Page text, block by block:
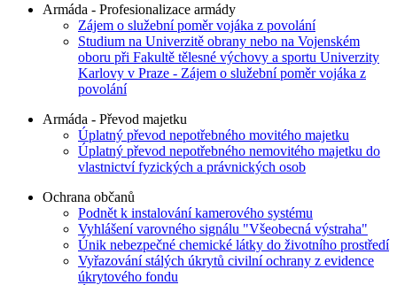
Armáda - Profesionalizace armády
Zájem o služební poměr vojáka z povolání
Studium na Univerzitě obrany nebo na Vojenském
oboru při Fakultě tělesné výchovy a sportu Univerzity
Karlovy v Praze - Zájem o služební poměr vojáka z
povolání
Armáda - Převod majetku
Úplatný převod nepotřebného movitého majetku
Úplatný převod nepotřebného nemovitého majetku do
vlastnictví fyzických a právnických osob
Ochrana občanů
Podnět k instalování kamerového systému
Vyhlášení varovného signálu "Všeobecná výstraha"
Únik nebezpečné chemické látky do životního prostředí
Vyřazování stálých úkrytů civilní ochrany z evidence
úkrytového fondu